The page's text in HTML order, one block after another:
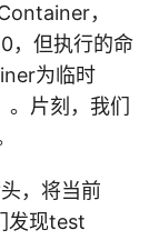
，
，但执行的命
为临时
片刻，我们
，将当前
发现test